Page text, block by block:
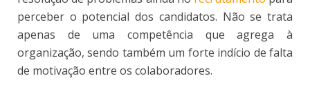
perceber o potencial dos candidatos. Não se trata
apenas de uma competência que agrega à
organização, sendo também um forte indício de falta
de motivação entre os colaboradores.